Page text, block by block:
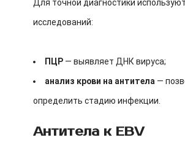
Для точной диагностики
исследований:
ПЦР — выявляет ДНК вируса;
анализ крови на антитела —
определить стадию инфекции.
Антитела к EBV